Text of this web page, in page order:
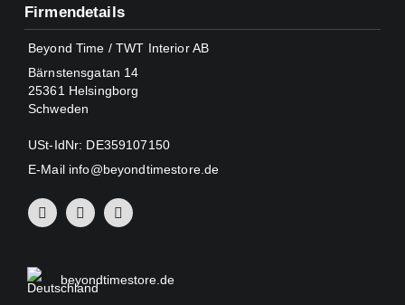
Firmendetails
Beyond Time / TWT Interior AB
Bärnstensgatan 14
25361 Helsingborg
Schweden
USt-IdNr: DE359107150
E-Mail info@beyondtimestore.de
beyondtimestore.de